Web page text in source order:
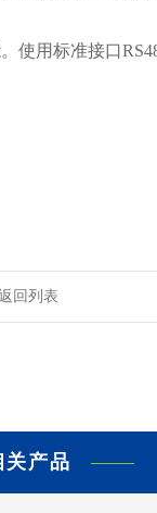
用标准接口
回列表
关产品